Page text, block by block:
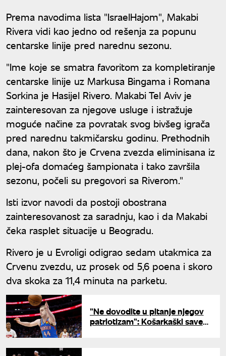
Prema navodima lista "IsraelHajom", Makabi
Rivera vidi kao jedno od rešenja za popunu
centarske linije pred narednu sezonu.
"Ime koje se smatra favoritom za kompletiranje
centarske linije uz Markusa Bingama i Romana
Sorkina je Hasijel Rivero. Makabi Tel Aviv je
zainteresovan za njegove usluge i istražuje
moguće načine za povratak svog bivšeg igrača
pred narednu takmičarsku godinu. Prethodnih
dana, nakon što je Crvena zvezda eliminisana iz
plej-ofa domaćeg šampionata i tako završila
sezonu, počeli su pregovori sa Riverom."
Isti izvor navodi da postoji obostrana
zainteresovanost za saradnju, kao i da Makabi
čeka rasplet situacije u Beogradu.
Rivero je u Evroligi odigrao sedam utakmica za
Crvenu zvezdu, uz prosek od 5,6 poena i skoro
dva skoka za 11,4 minuta na parketu.
"Ne dovodite u pitanje njegov
patriotizam": Košarkaški savez